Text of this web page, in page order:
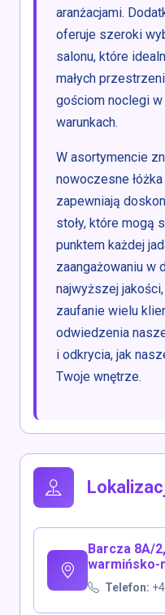
aranżacjami.
oferuje szeroki
salonu, które
małych
gościom noclegi
warunkach.
W asortymencie
nowoczesne
zapewniają
stoły, które mogą
punktem każdej
zaangażowaniu w
najwyższej
zaufanie wielu
odwiedzenia
i odkrycia, jak
Twoje wnętrze.
Barcza 8A/
warmińsko-
Telefon: